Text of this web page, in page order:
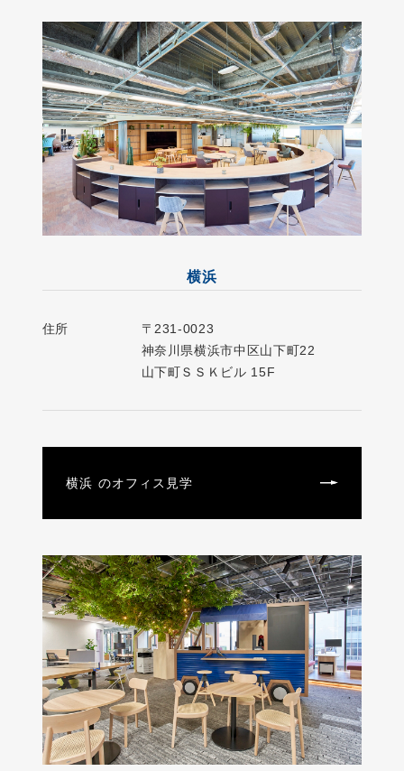
横浜
住所
〒231-0023
神奈川県横浜市中区山下町22
山下町ＳＳＫビル 15F
横浜 のオフィス見学